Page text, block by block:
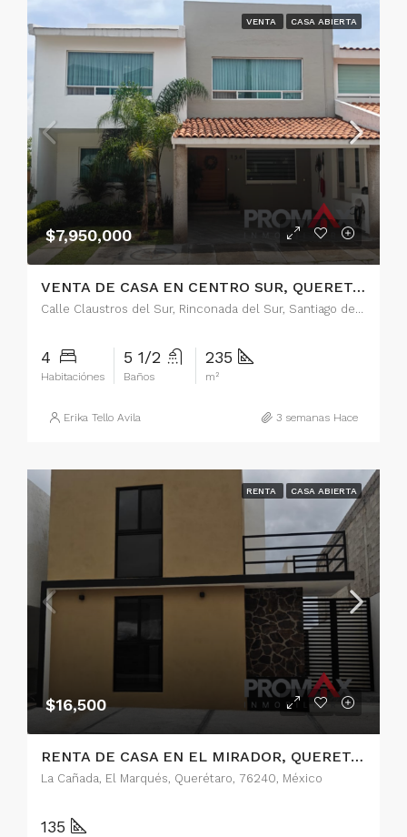
VENTA CASA ABIERTA
$7,950,000
VENTA DE CASA EN CENTRO SUR, QUERETARO
Calle Claustros del Sur, Rinconada del Sur, Santiago de Querétaro, Municipio de Querétaro, Querétaro, 76090, México
4
Habitaciónes
5 1/2
Baños
235
m²
Erika Tello Avila 3 semanas Hace
RENTA CASA ABIERTA
$16,500
RENTA DE CASA EN EL MIRADOR, QUERETARO
La Cañada, El Marqués, Querétaro, 76240, México
135